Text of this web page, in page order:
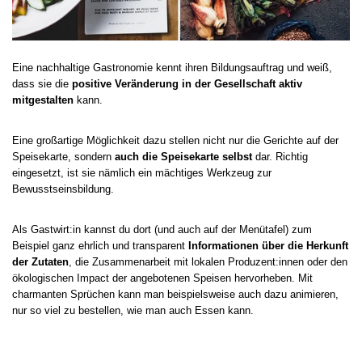
Eine nachhaltige Gastronomie kennt ihren Bildungsauftrag und weiß,
dass sie die positive Veränderung in der Gesellschaft aktiv
mitgestalten kann.
Eine großartige Möglichkeit dazu stellen nicht nur die Gerichte auf der
Speisekarte, sondern auch die Speisekarte selbstdar. Richtig
eingesetzt, ist sie nämlich ein mächtiges Werkzeug zur
Bewusstseinsbildung.
Als Gastwirt:in kannst du dort (und auch auf der Menütafel) zum
Beispiel ganz ehrlich und transparent Informationen über die Herkunft
der Zutaten, die Zusammenarbeit mit lokalen Produzent:innen oder den
ökologischen Impact der angebotenen Speisen hervorheben. Mit
charmanten Sprüchen kann man beispielsweise auch dazu animieren,
nur so viel zu bestellen, wie man auch Essen kann.